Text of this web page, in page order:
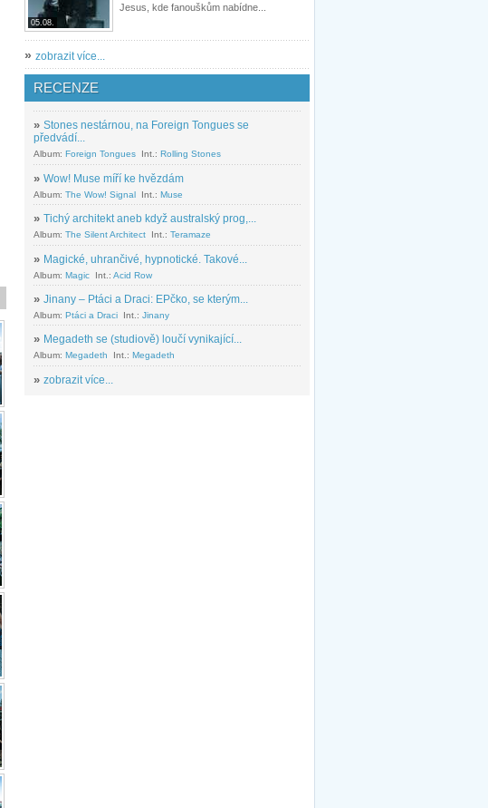
05.08.
Jesus, kde fanouškům nabídne...
» zobrazit více...
RECENZE
» Stones nestárnou, na Foreign Tongues se
předvádí...
Album: Foreign Tongues Int.: Rolling Stones
» Wow! Muse míří ke hvězdám
Album: The Wow! Signal Int.: Muse
» Tichý architekt aneb když australský prog,...
Album: The Silent Architect Int.: Teramaze
» Magické, uhrančivé, hypnotické. Takové...
Album: Magic Int.: Acid Row
» Jinany – Ptáci a Draci: EPčko, se kterým...
Album: Ptáci a Draci Int.: Jinany
» Megadeth se (studiově) loučí vynikající...
Album: Megadeth Int.: Megadeth
» zobrazit více...